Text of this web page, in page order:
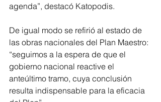
agenda”, destacó Katopodis.
De igual modo se refirió al estado de
las obras nacionales del Plan Maestro:
“seguimos a la espera de que el
gobierno nacional reactive el
anteúltimo tramo, cuya conclusión
resulta indispensable para la eficacia